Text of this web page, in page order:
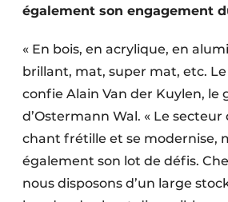
également son engagement
« En bois, en acrylique, en
brillant, mat, super mat, etc.
confie Alain Van der Kuylen, le
d’Ostermann Wal. « Le
chant frétille et se modernise,
également son lot de défis.
nous disposons d’un large